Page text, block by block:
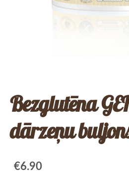
Bezglutēna
dārzeņu
€6.90